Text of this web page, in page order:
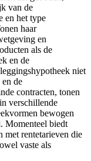
van de
en het type
haar
en
als de
en de
niet
de
contracten, tonen
verschillende
bewogen
Momenteel biedt
met rentetarieven die
vaste als